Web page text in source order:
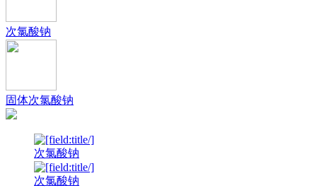
次氯酸钠
固体次氯酸钠
次氯酸钠
次氯酸钠